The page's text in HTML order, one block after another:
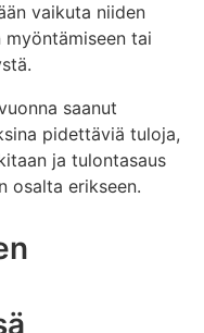
vaikuta niiden
myöntämiseen tai
saanut
pidettäviä tuloja,
ja tulontasaus
osalta erikseen.